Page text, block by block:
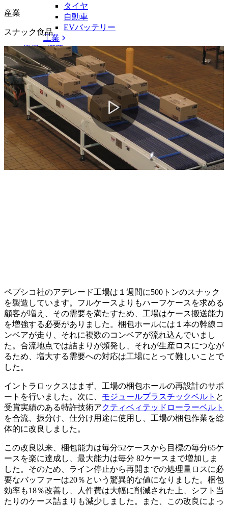
タイヤ
自動車
EVバッテリー
工業
業界の概要
産業
スナック食品
ペプシコ社のアデレード工場は１週間に500トンのスナック
を製造しています。フルケースよりもハーフケースを求める
顧客が増え、その需要を満たすため、工場はケース搬送能力
を増強する必要がありました。梱包ホールには１本の幹線コ
ンベアが走り、それに複数のコンベアが流れ込んでいまし
た。合流地点では詰まりが頻発し、それが生産ロスにつなが
るため、増大する需要への対応は工場にとって難しいことで
した。
イントラロックスはまず、工場の梱包ホールの再設計のサポ
ートを行いました。次に、 モジュールプラスチックベルト と
受賞実績のある特許技術アクティベィテッドローラーベルト
を合流、振分け、仕分け用途に使用し、工場の梱包作業を総
体的に改良しました。
この改良以来、梱包能力は毎分52ケースから目標の毎分65ケ
ースを楽に達成し、最大能力は毎分 82ケースまで増加しま
した。そのため、ライン停止から再開までの処理量ロスに必
要なバッファーは20％という驚異的な値になりました。梱包
効率も18％改善し、人件費は大幅に削減された上、シフト当
たりのケース詰まりも減少しました。また、この改良によっ